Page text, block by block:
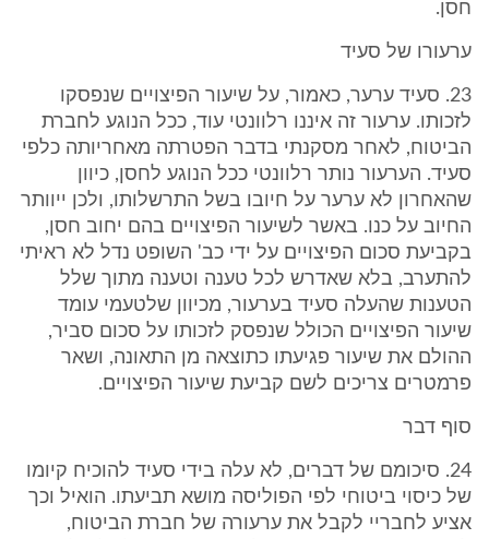
חסן.
ערעורו של סעיד
23. סעיד ערער, כאמור, על שיעור הפיצויים שנפסקו
לזכותו. ערעור זה איננו רלוונטי עוד, ככל הנוגע לחברת
הביטוח, לאחר מסקנתי בדבר הפטרתה מאחריותה כלפי
סעיד. הערעור נותר רלוונטי ככל הנוגע לחסן, כיוון
שהאחרון לא ערער על חיובו בשל התרשלותו, ולכן ייוותר
החיוב על כנו. באשר לשיעור הפיצויים בהם יחוב חסן,
בקביעת סכום הפיצויים על ידי כב' השופט נדל לא ראיתי
להתערב, בלא שאדרש לכל טענה וטענה מתוך שלל
הטענות שהעלה סעיד בערעור, מכיוון שלטעמי עומד
שיעור הפיצויים הכולל שנפסק לזכותו על סכום סביר,
ההולם את שיעור פגיעתו כתוצאה מן התאונה, ושאר
פרמטרים צריכים לשם קביעת שיעור הפיצויים.
סוף דבר
24. סיכומם של דברים, לא עלה בידי סעיד להוכיח קיומו
של כיסוי ביטוחי לפי הפוליסה מושא תביעתו. הואיל וכך
אציע לחבריי לקבל את ערעורה של חברת הביטוח,